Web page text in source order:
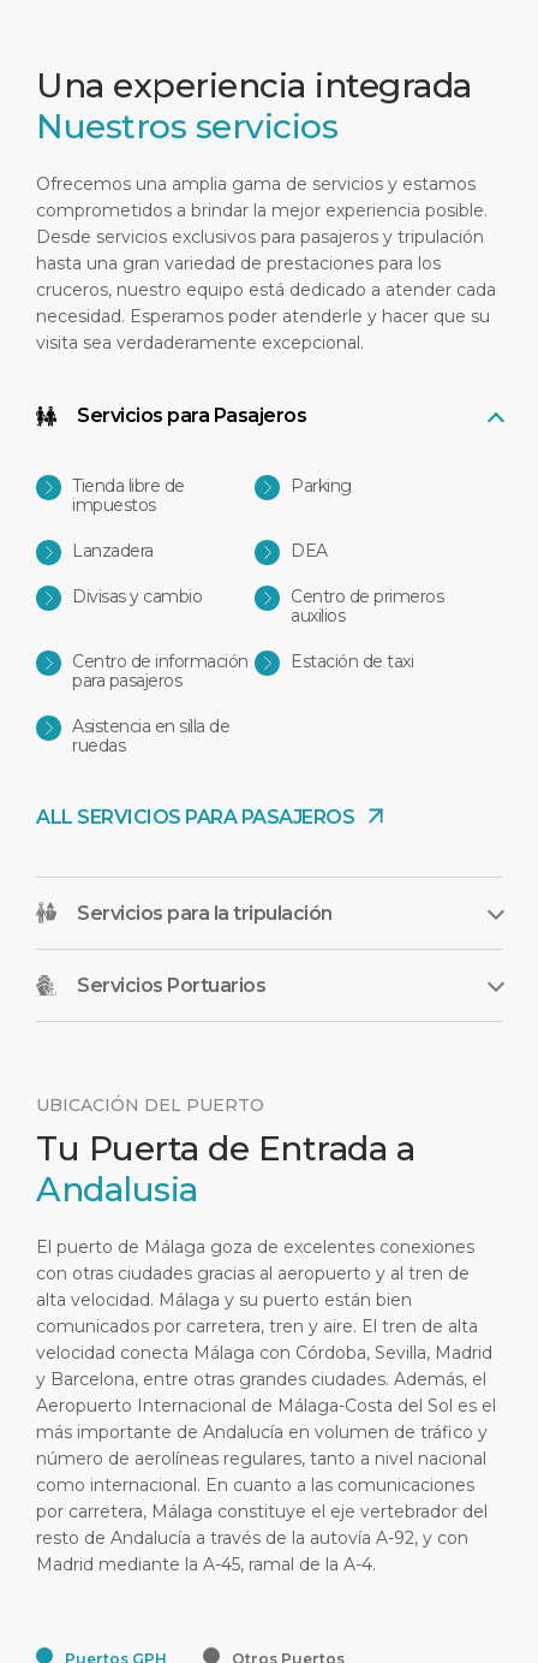
Una experiencia integrada
Nuestros servicios
Ofrecemos una amplia gama de servicios y estamos
comprometidos a brindar la mejor experiencia posible.
Desde servicios exclusivos para pasajeros y tripulación
hasta una gran variedad de prestaciones para los
cruceros, nuestro equipo está dedicado a atender cada
necesidad. Esperamos poder atenderle y hacer que su
visita sea verdaderamente excepcional.
Servicios para Pasajeros
Tienda libre de
impuestos
Parking
Lanzadera DEA
Divisas y cambio
Centro de primeros
auxilios
Centro de información
para pasajeros
Estación de taxi
Asistencia en silla de
ruedas
ALL SERVICIOS PARA PASAJEROS
Servicios para la tripulación
Servicios Portuarios
UBICACIÓN DEL PUERTO
Tu Puerta de Entrada a
Andalusia
El puerto de Málaga goza de excelentes conexiones
con otras ciudades gracias al aeropuerto y al tren de
alta velocidad. Málaga y su puerto están bien
comunicados por carretera, tren y aire. El tren de alta
velocidad conecta Málaga con Córdoba, Sevilla, Madrid
y Barcelona, entre otras grandes ciudades. Además, el
Aeropuerto Internacional de Málaga-Costa del Sol es el
más importante de Andalucía en volumen de tráfico y
número de aerolíneas regulares, tanto a nivel nacional
como internacional. En cuanto a las comunicaciones
por carretera, Málaga constituye el eje vertebrador del
resto de Andalucía a través de la autovía A-92, y con
Madrid mediante la A-45, ramal de la A-4.
Puertos GPH Otros Puertos